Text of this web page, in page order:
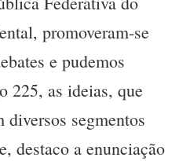
promoveram-se
e pudemos
225, as ideias, que
diversos segmentos
destaco a enunciação